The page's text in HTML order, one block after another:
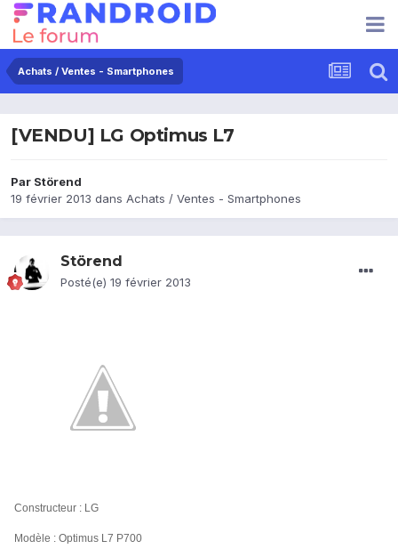
Achats / Ventes - Smartphones
[VENDU] LG Optimus L7
Par Störend
19 février 2013 dans Achats / Ventes - Smartphones
Störend
Posté(e) 19 février 2013
Constructeur : LG
Modèle : Optimus L7 P700